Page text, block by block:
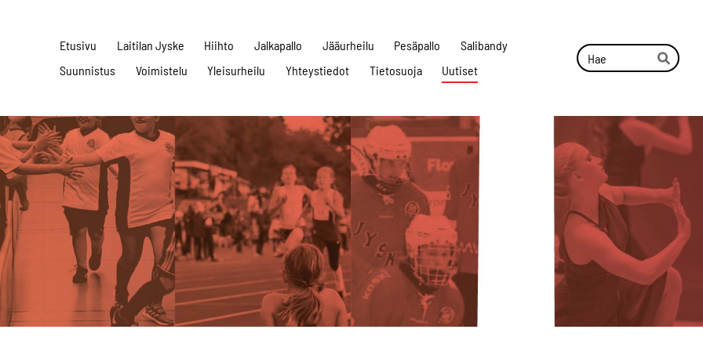
Etusivu Laitilan Jyske Hiihto Jalkapallo Jääurheilu Pesäpallo
Salibandy
Suunnistus
Voimistelu Yleisurheilu Yhteystiedot Tietosuoja Uutiset
Haku
Hae